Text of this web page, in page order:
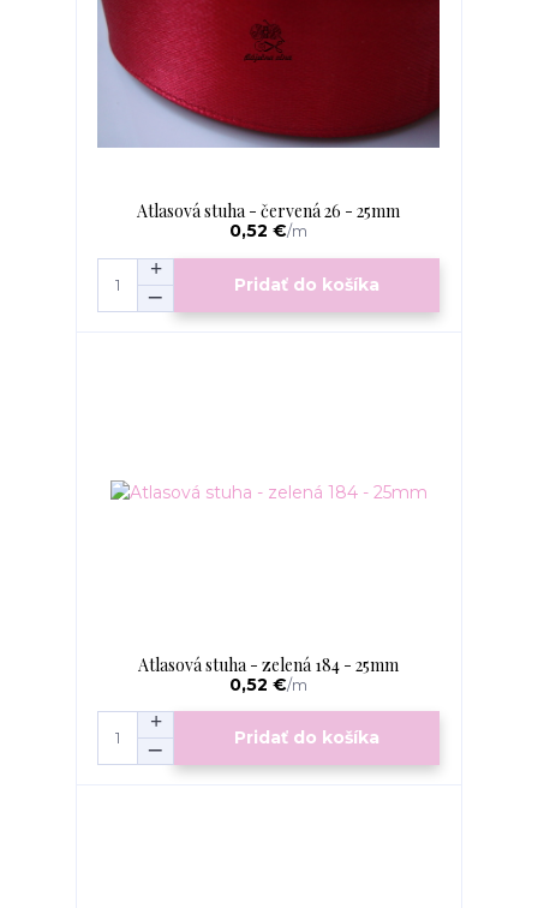
Atlasová stuha - červená 26 - 25mm
0,52 €/m
Pridať do košíka
Atlasová stuha - zelená 184 - 25mm
0,52 €/m
Pridať do košíka